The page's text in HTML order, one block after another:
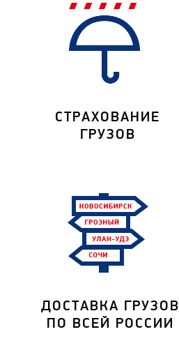
СТРАХОВАНИЕ
ГРУЗОВ
ДОСТАВКА ГРУЗОВ
ПО ВСЕЙ РОССИИ